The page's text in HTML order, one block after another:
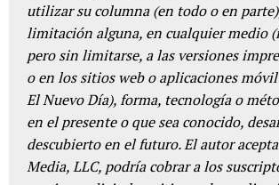
utilizar su columna (en todo o en
limitación alguna, en cualquier medio
pero sin limitarse, a las versiones
o en los sitios web o aplicaciones
El Nuevo Día), forma, tecnología o
en el presente o que sea conocido,
descubierto en el futuro. El autor
Media, LLC, podría cobrar a los